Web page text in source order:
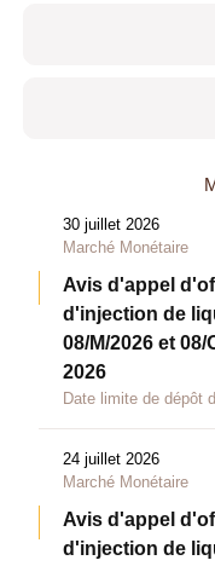
30 juillet 2026
Marché Monétaire
Avis d'appel
d'injection de
08/M/2026 et
2026
Date limite de dépôt
24 juillet 2026
Marché Monétaire
Avis d'appel
d'injection de